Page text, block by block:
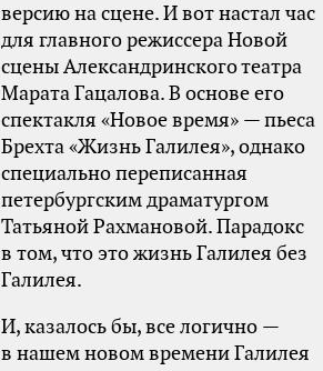
версию на сцене. И вот настал час
для главного режиссера Новой
сцены Александринского театра
Марата Гацалова. В основе его
спектакля «Новое время» — пьеса
Брехта «Жизнь Галилея», однако
специально переписанная
петербургским драматургом
Татьяной Рахмановой. Парадокс
в том, что это жизнь Галилея без
Галилея.
И, казалось бы, все логично —
в нашем новом времени Галилея